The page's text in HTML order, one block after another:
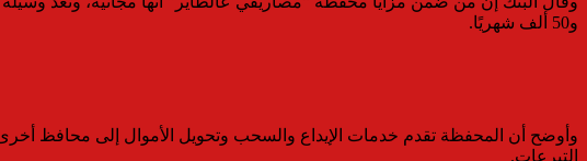
و50 ألف شهريًا.
وأوضح أن المحفظة تقدم خدمات الإيداع والسحب وتحويل الأموال إلى محافظ أخرى،
التبرعات.